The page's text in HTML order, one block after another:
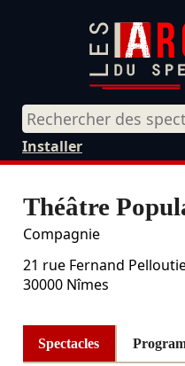
Installer
Théâtre
Compagnie
21 rue Fernand
30000 Nîmes
Spectacles